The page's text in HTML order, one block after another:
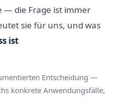
— die Frage ist immer
sie für uns, und was
ist
Entscheidung —
konkrete Anwendungsfälle,